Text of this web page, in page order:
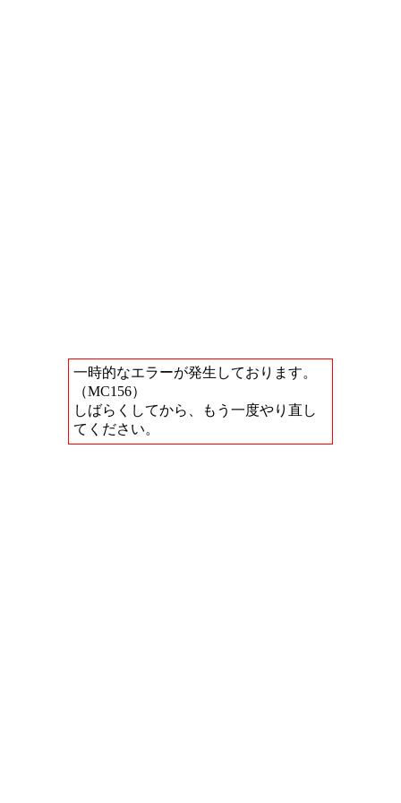
一時的なエラーが発生しております。
（MC156）
しばらくしてから、もう一度やり直し
てください。